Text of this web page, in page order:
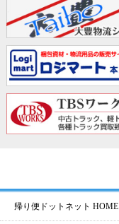
帰り便ドットネット HOME